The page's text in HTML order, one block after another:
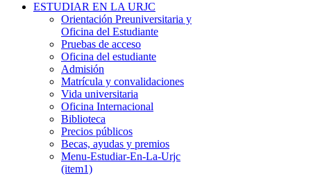
ESTUDIAR EN LA URJC
Orientación Preuniversitaria y
Oficina del Estudiante
Pruebas de acceso
Oficina del estudiante
Admisión
Matrícula y convalidaciones
Vida universitaria
Oficina Internacional
Biblioteca
Precios públicos
Becas, ayudas y premios
Menu-Estudiar-En-La-Urjc
(item1)